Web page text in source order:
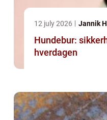
12 july 2026 Jannik
Hundebur:
hverdagen